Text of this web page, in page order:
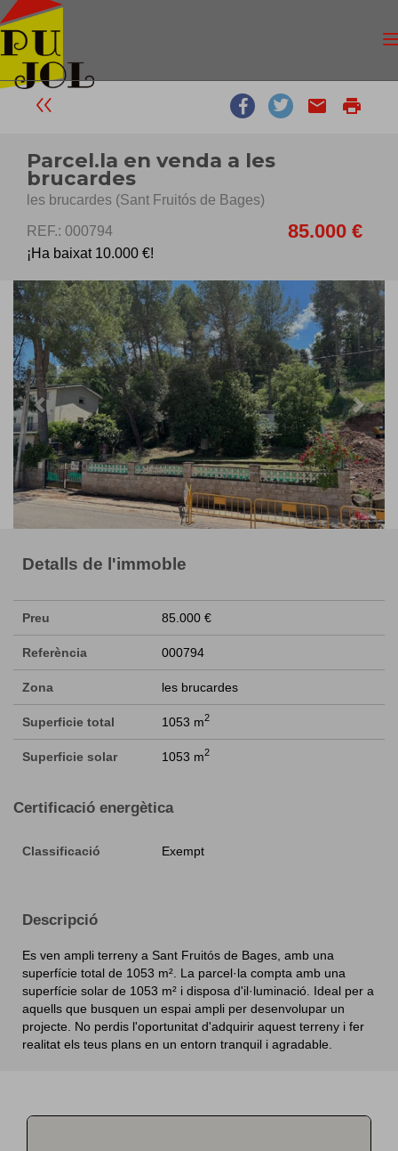
email print
Parcel.la en venda a les
brucardes
les brucardes (Sant Fruitós de Bages)
REF.: 000794 85.000 €
¡Ha baixat 10.000 €!
Detalls de l'immoble
Preu 85.000 €
Referència 000794
Zona les brucardes
Superficie total 1053 m2
Superficie solar 1053 m2
Certificació energètica
Classificació Exempt
Descripció
Es ven ampli terreny a Sant Fruitós de Bages, amb una
superfície total de 1053 m². La parcel·la compta amb una
superfície solar de 1053 m² i disposa d'il·luminació. Ideal per a
aquells que busquen un espai ampli per desenvolupar un
projecte. No perdis l'oportunitat d'adquirir aquest terreny i fer
realitat els teus plans en un entorn tranquil i agradable.